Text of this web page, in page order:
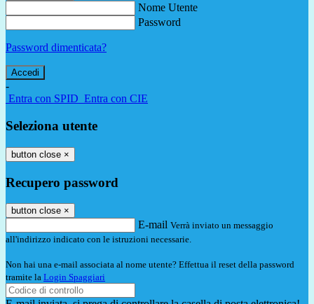
Nome Utente
Password
Password dimenticata?
-
Entra con SPID Entra con CIE
Seleziona utente
button close ×
Recupero password
button close ×
E-mail Verrà inviato un messaggio
all'indirizzo indicato con le istruzioni necessarie.
Non hai una e-mail associata al nome utente? Effettua il reset della password
tramite la Login Spaggiari